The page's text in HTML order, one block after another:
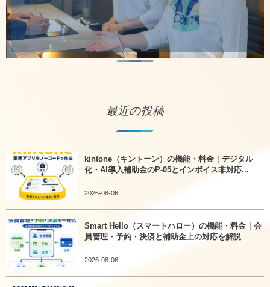
最近の投稿
kintone（キントーン）の機能・料金｜デジタル
化・AI導入補助金のP-05とインボイス非対応...
2026-08-06
Smart Hello（スマートハロー）の機能・料金｜会
員管理・予約・決済と補助金上の対応を解説
2026-08-06